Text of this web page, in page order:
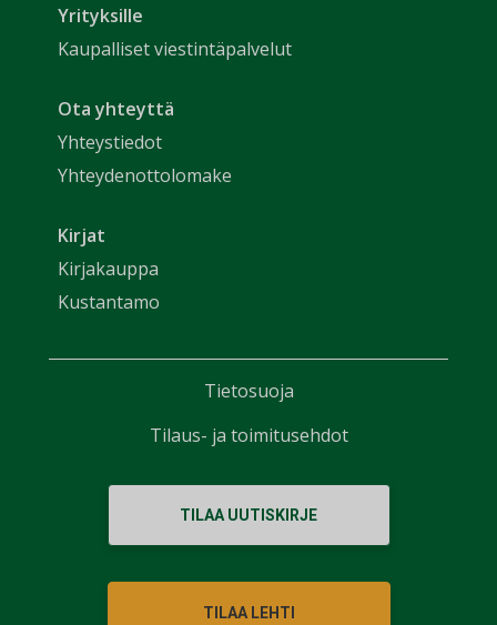
Yrityksille
Kaupalliset viestintäpalvelut
Ota yhteyttä
Yhteystiedot
Yhteydenottolomake
Kirjat
Kirjakauppa
Kustantamo
TILAA UUTISKIRJE
TILAA LEHTI
Tietosuoja
Tilaus- ja toimitusehdot